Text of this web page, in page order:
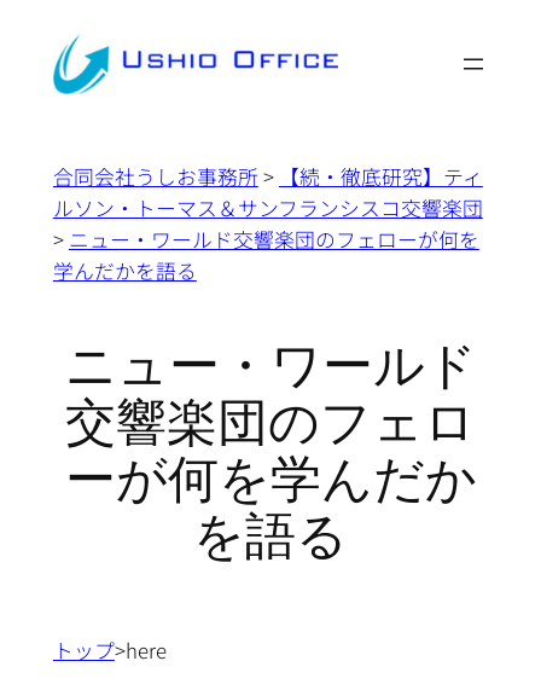
合同会社うしお事務所 >
【続・徹底研究】ティ
ルソン・トーマス＆サンフランシスコ交響楽団
> ニュー・ワールド交響楽団のフェローが何を
学んだかを語る
ニュー・ワールド
交響楽団のフェロ
ーが何を学んだか
を語る
トップ>here